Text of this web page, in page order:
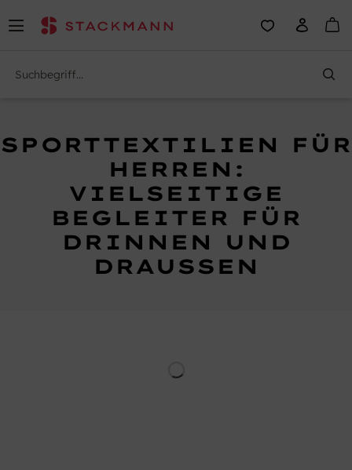
SPORTTEXTILIEN FÜR
HERREN:
VIELSEITIGE
BEGLEITER FÜR
DRINNEN UND
DRAUSSEN